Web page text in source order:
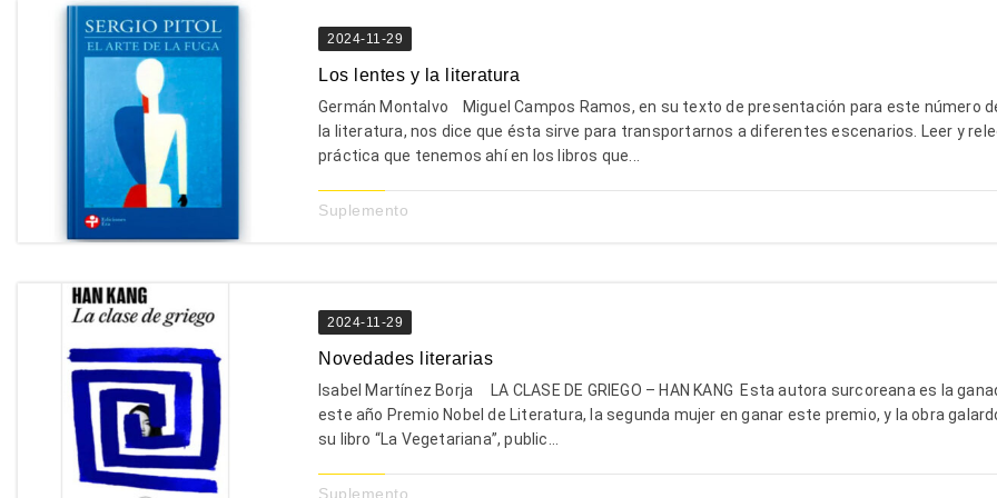
2024-11-29
Los lentes y la literatura
Germán Montalvo Miguel Campos Ramos, en su texto de presentación para este número
la literatura, nos dice que ésta sirve para transportarnos a diferentes escenarios. Leer y
práctica que tenemos ahí en los libros que...
Suplemento
2024-11-29
Novedades literarias
Isabel Martínez Borja LA CLASE DE GRIEGO – HAN KANG Esta autora surcoreana es la
este año Premio Nobel de Literatura, la segunda mujer en ganar este premio, y la obra
su libro “La Vegetariana”, public...
Suplemento